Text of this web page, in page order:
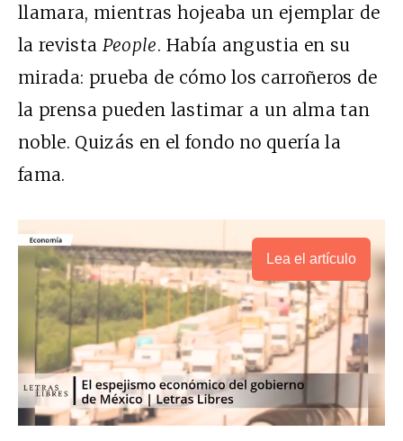
llamara, mientras hojeaba un ejemplar de
la revista People. Había angustia en su
mirada: prueba de cómo los carroñeros de
la prensa pueden lastimar a un alma tan
noble. Quizás en el fondo no quería la
fama.
Lea el artículo